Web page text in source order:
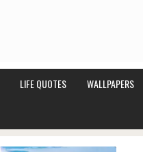
LIFE QUOTES WALLPAPERS